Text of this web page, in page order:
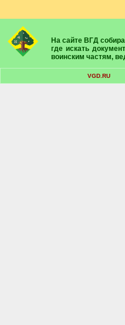
На сайте ВГД собираются люди, увлеченные генеалогией, историей, геральдикой и т.д. Здесь вы найдете собеседников, экспертов, умелых помощников в поисках предков и родственников. Вам подскажут
где искать
воинским частям,
VGD.RU